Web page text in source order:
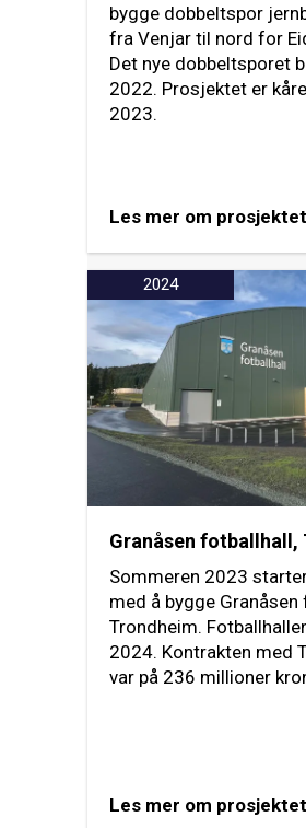
bygge dobbeltspor
fra Venjar til nord for
Det nye dobbeltsporet
2022. Prosjektet er
2023.
Les mer om prosjektet
2024
Granåsen fotballhall,
Sommeren 2023
med å bygge
Trondheim.
2024. Kontrakten med
var på 236 millioner
Les mer om prosjektet